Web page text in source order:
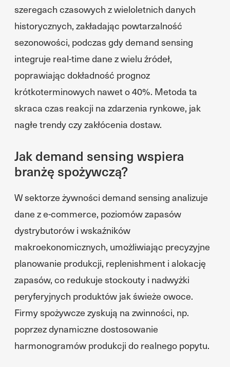
szeregach czasowych z wieloletnich danych
historycznych, zakładając powtarzalność
sezonowości, podczas gdy demand sensing
integruje real-time dane z wielu źródeł,
poprawiając dokładność prognoz
krótkoterminowych nawet o 40%. Metoda ta
skraca czas reakcji na zdarzenia rynkowe, jak
nagłe trendy czy zakłócenia dostaw.
Jak demand sensing wspiera
branżę spożywczą?
W sektorze żywności demand sensing analizuje
dane z e-commerce, poziomów zapasów
dystrybutorów i wskaźników
makroekonomicznych, umożliwiając precyzyjne
planowanie produkcji, replenishment i alokację
zapasów, co redukuje stockouty i nadwyżki
peryferyjnych produktów jak świeże owoce.
Firmy spożywcze zyskują na zwinności, np.
poprzez dynamiczne dostosowanie
harmonogramów produkcji do realnego popytu.